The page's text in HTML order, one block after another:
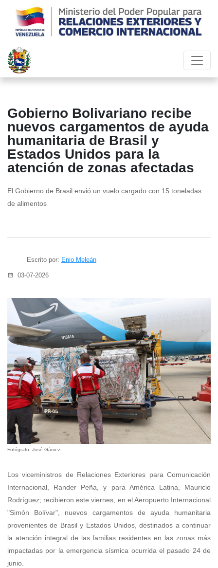
Gobierno Bolivariano recibe
nuevos cargamentos de ayuda
humanitaria de Brasil y
Estados Unidos para la
atención de zonas afectadas
El Gobierno de Brasil envió un vuelo cargado con 15 toneladas
de alimentos
Escrito por: Enio Meleán
03-07-2026
Fotógrafo: José Gámez
Los viceministros de Relaciones Exteriores para Comunicación
Internacional, Rander Peña, y para América Latina, Mauricio
Rodríguez; recibieron este viernes, en el Aeropuerto Internacional
"Simón Bolívar", nuevos cargamentos de ayuda humanitaria
provenientes de Brasil y Estados Unidos, destinados a continuar
la atención integral de las familias residentes en las zonas más
impactadas por la emergencia sísmica ocurrida el pasado 24 de
junio.